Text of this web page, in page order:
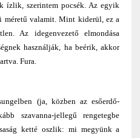
ízlik, szerintem pocsék. Az egyik
méretű valamit. Mint kiderül, ez a
Az idegenvezető elmondása
használják, ha beérik, akkor
Fura.
(ja, közben az esőerdő-
szavanna-jellegű rengetegbe
ketté oszlik: mi megyünk a